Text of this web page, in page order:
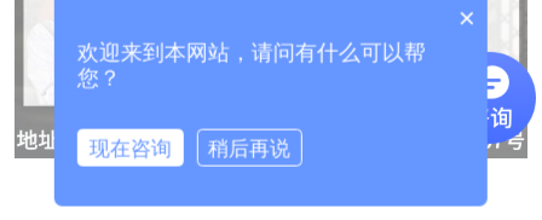
×
欢迎来到本网站，请问有什么可以帮
您？
现在咨询 稍后再说